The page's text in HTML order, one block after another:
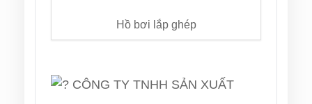
Hồ bơi lắp ghép
CÔNG TY TNHH SẢN XUẤT